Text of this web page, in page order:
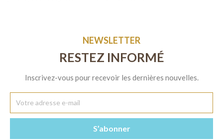
NEWSLETTER
RESTEZ INFORMÉ
Inscrivez-vous pour recevoir les dernières nouvelles.